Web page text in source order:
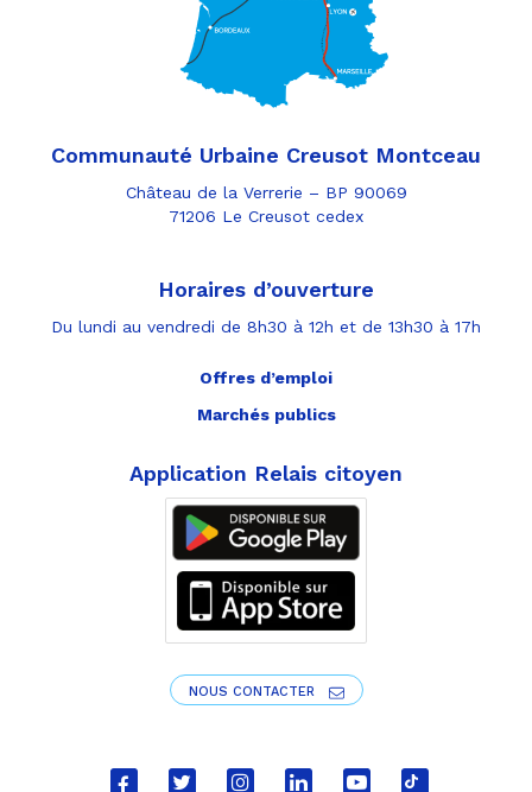
Communauté Urbaine Creusot Montceau
Château de la Verrerie – BP 90069
71206 Le Creusot cedex
Horaires d’ouverture
Du lundi au vendredi de 8h30 à 12h et de 13h30 à 17h
Offres d’emploi
Marchés publics
Application Relais citoyen
NOUS CONTACTER